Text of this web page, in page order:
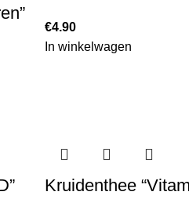
€4.90
In winkelwagen
Kruidenthee